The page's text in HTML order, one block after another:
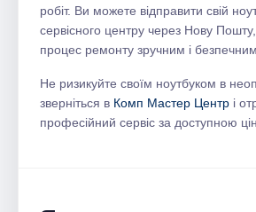
робіт. Ви можете відправити свій
сервісного центру через Нову
процес ремонту зручним і безпечним.
Не ризикуйте своїм ноутбуком в
зверніться в Комп Мастер Центр і
професійний сервіс за доступною